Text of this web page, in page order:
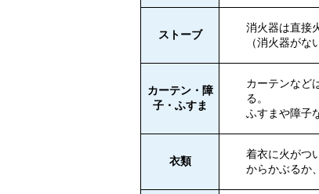
ストーブ
消火器は直接
（消火器が
カーテン・障
子・ふすま
カーテンなど
る。
ふすまや障子
衣類
着衣に火がつ
からかぶるか